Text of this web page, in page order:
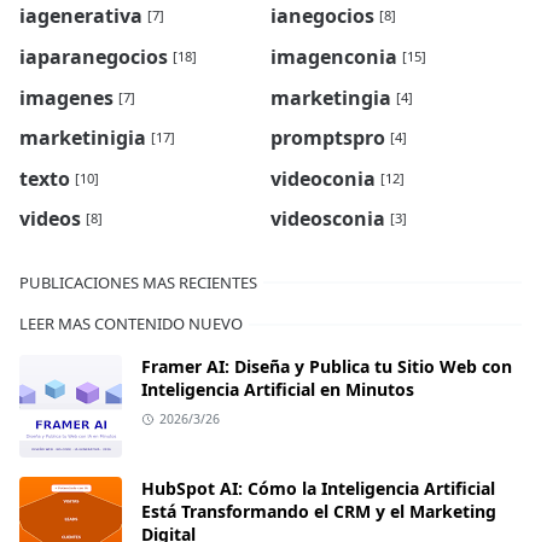
iagenerativa [7] ianegocios [8]
iaparanegocios [18] imagenconia [15]
imagenes [7] marketingia [4]
marketinigia [17] promptspro [4]
texto [10] videoconia [12]
videos [8] videosconia [3]
PUBLICACIONES MAS RECIENTES
LEER MAS CONTENIDO NUEVO
Framer AI: Diseña y Publica tu Sitio Web con
Inteligencia Artificial en Minutos
2026/3/26
HubSpot AI: Cómo la Inteligencia Artificial
Está Transformando el CRM y el Marketing
Digital